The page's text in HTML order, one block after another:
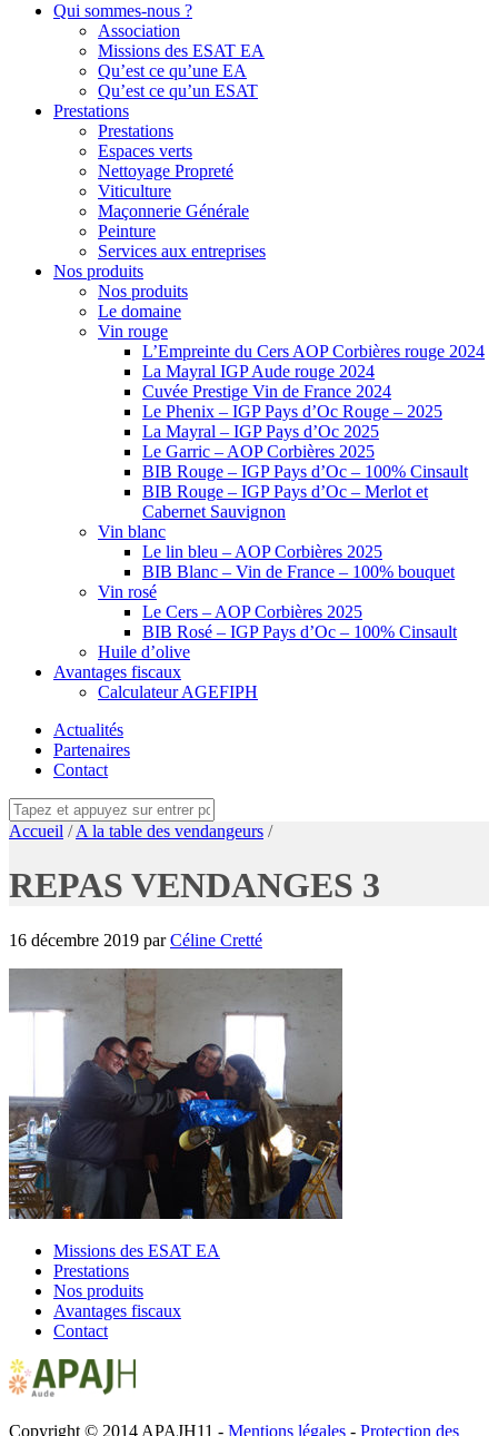
Qui sommes-nous ?
Association
Missions des ESAT EA
Qu’est ce qu’une EA
Qu’est ce qu’un ESAT
Prestations
Prestations
Espaces verts
Nettoyage Propreté
Viticulture
Maçonnerie Générale
Peinture
Services aux entreprises
Nos produits
Nos produits
Le domaine
Vin rouge
L’Empreinte du Cers AOP Corbières rouge 2024
La Mayral IGP Aude rouge 2024
Cuvée Prestige Vin de France 2024
Le Phenix – IGP Pays d’Oc Rouge – 2025
La Mayral – IGP Pays d’Oc 2025
Le Garric – AOP Corbières 2025
BIB Rouge – IGP Pays d’Oc – 100% Cinsault
BIB Rouge – IGP Pays d’Oc – Merlot et
Cabernet Sauvignon
Vin blanc
Le lin bleu – AOP Corbières 2025
BIB Blanc – Vin de France – 100% bouquet
Vin rosé
Le Cers – AOP Corbières 2025
BIB Rosé – IGP Pays d’Oc – 100% Cinsault
Huile d’olive
Avantages fiscaux
Calculateur AGEFIPH
Actualités
Partenaires
Contact
Accueil /A la table des vendangeurs /
REPAS VENDANGES 3
16 décembre 2019 parCéline Cretté
Missions des ESAT EA
Prestations
Nos produits
Avantages fiscaux
Contact
Copyright © 2014 APAJH11 - Mentions légales - Protection des